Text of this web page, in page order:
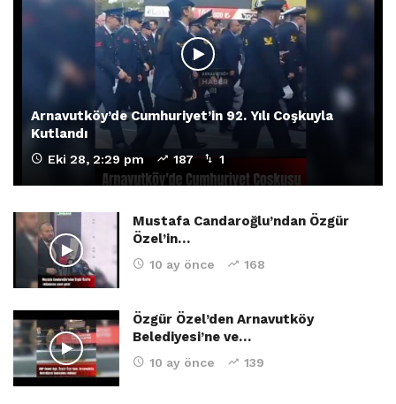
Arnavutköy’de Cumhuriyet’in 92. Yılı Coşkuyla
Kutlandı
Eki 28, 2:29 pm 187 1
Mustafa Candaroğlu’ndan Özgür
Özel’in…
10 ay önce 168
Özgür Özel’den Arnavutköy
Belediyesi’ne ve…
10 ay önce 139